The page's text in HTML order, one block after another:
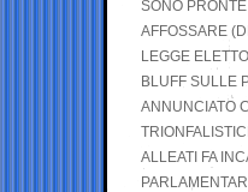
SONO PRONTE
AFFOSSARE
LEGGE
BLUFF SULLE
ANNUNCIATO
ALLEATI FA